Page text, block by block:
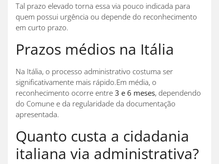
Tal prazo elevado torna essa via pouco indicada para
quem possui urgência ou depende do reconhecimento
em curto prazo.
Prazos médios na Itália
Na Itália, o processo administrativo costuma ser
significativamente mais rápido.Em média, o
reconhecimento ocorre entre 3 e 6 meses, dependendo
do Comune e da regularidade da documentação
apresentada.
Quanto custa a cidadania
italiana via administrativa?